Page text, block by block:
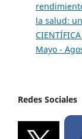
la salud:
Mayo -
Redes Sociales